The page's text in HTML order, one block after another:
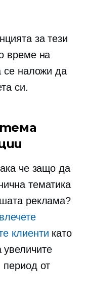
за тези
време на
се наложи да
си.
че защо да
тематика
реклама?
клиенти като
период от